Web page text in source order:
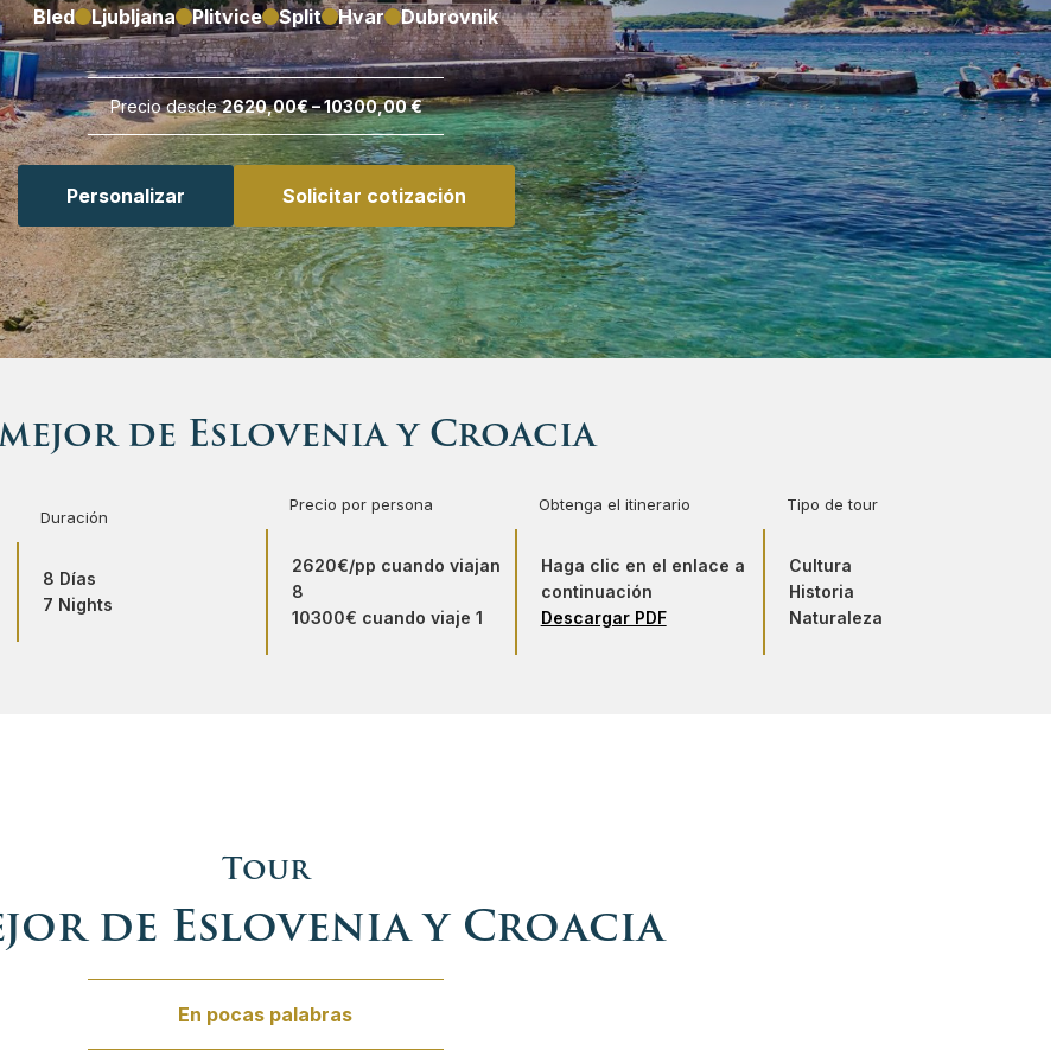
Macedonia del Norte
Montenegro
Checa
– Praga
Alemania del sur
Balcanes
Bled Ljubljana Plitvice Split Hvar Dubrovnik
Precio desde2620,00€ – 10300,00 €
Personalizar Solicitar cotización
de Eslovenia y Croacia
Duración
8 Días
7 Nights
Precio por persona
2620€/pp cuando viajan
8
10300€ cuando viaje 1
Obtenga el itinerario
Haga clic en el enlace a
continuación
Descargar PDF
Tipo de tour
Cultura
Historia
Naturaleza
Tour
de Eslovenia y Croacia
En pocas palabras